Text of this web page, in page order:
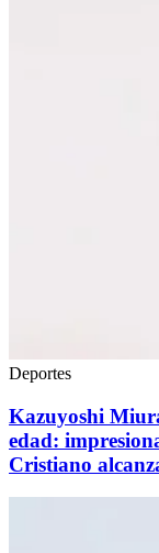
Deportes
Kazuyoshi
edad:
Cristiano